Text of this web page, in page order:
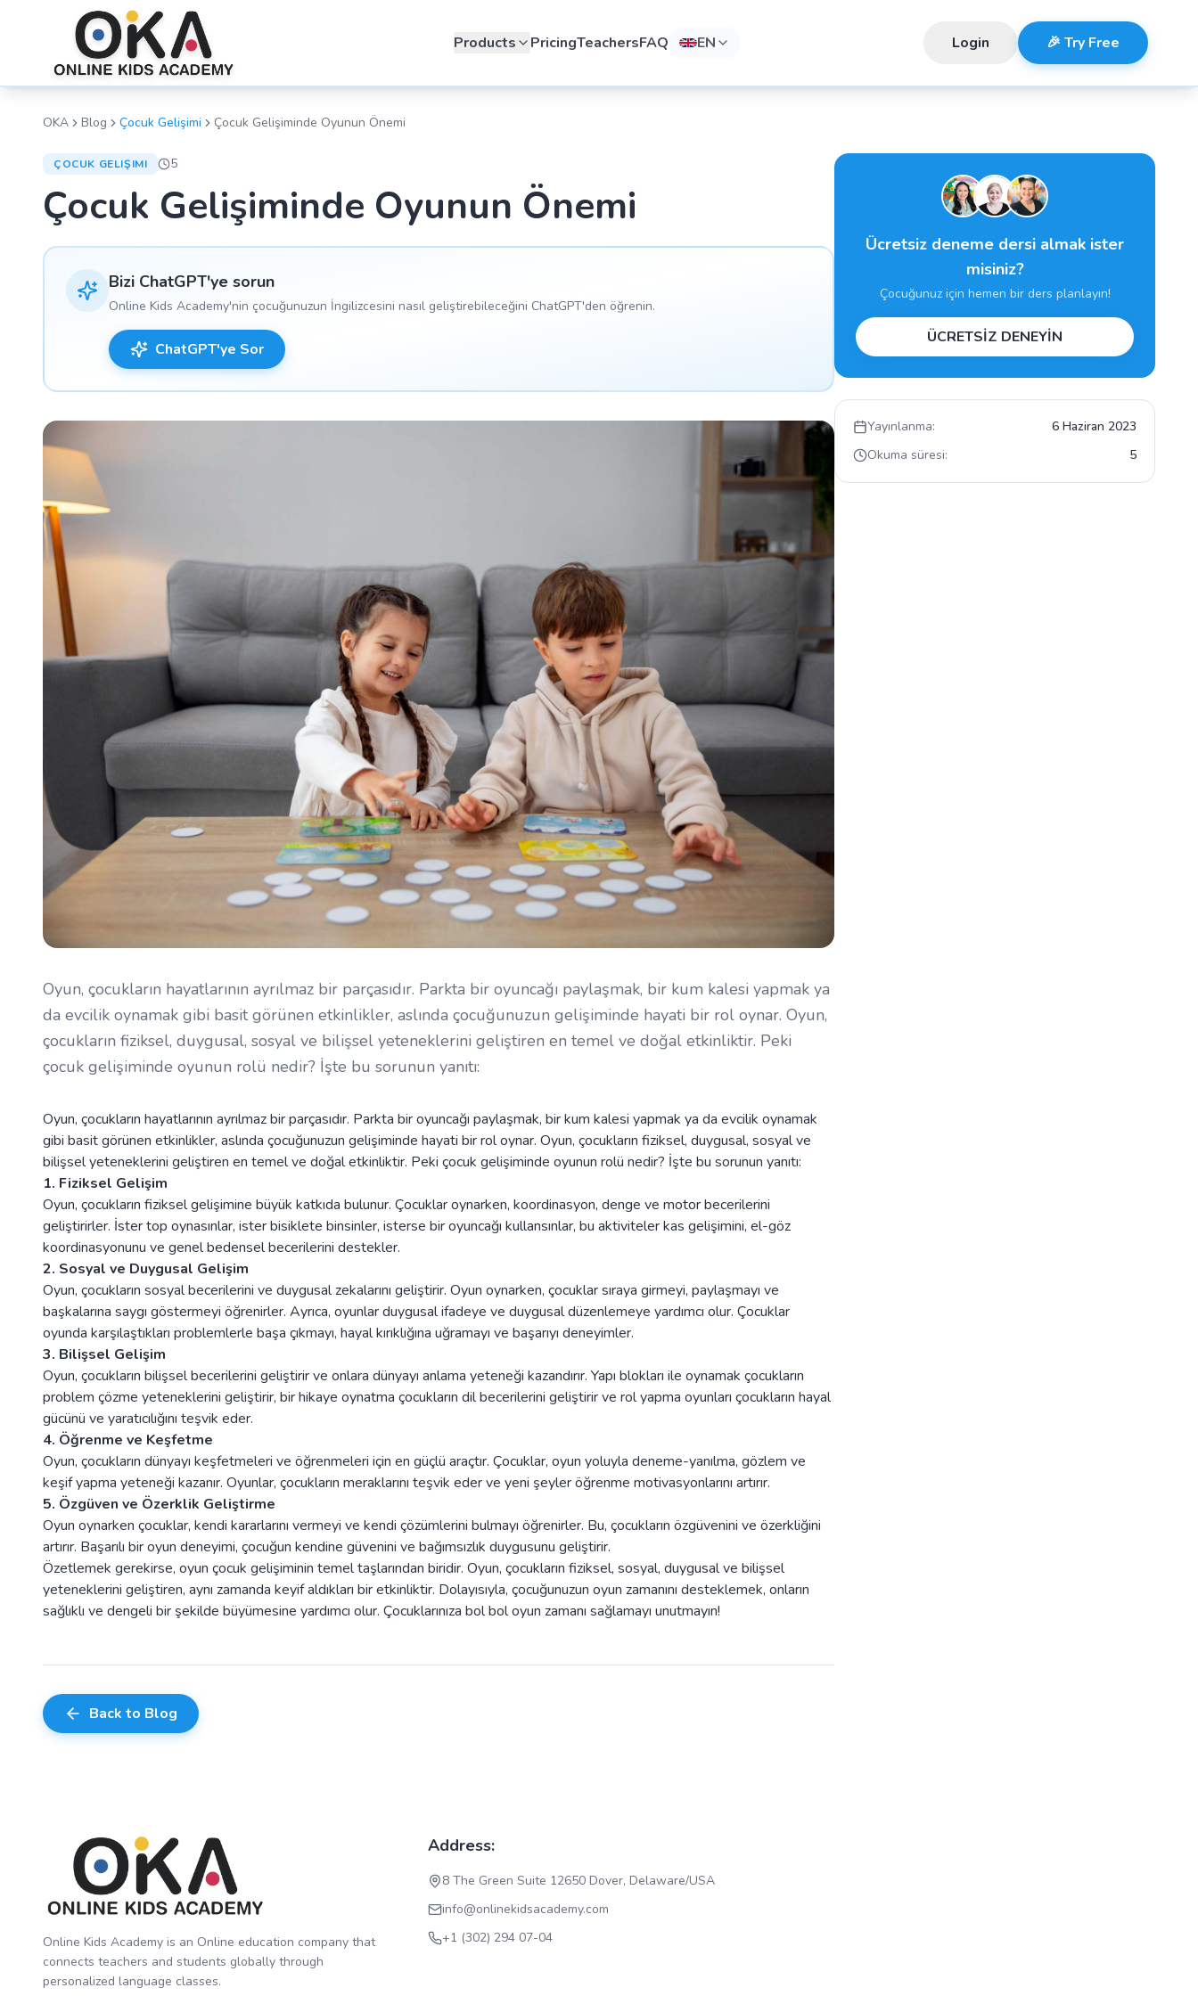
Products PricingTeachersFAQ EN Login 🎉 Try Free
OKA Blog Çocuk Gelişimi Çocuk Gelişiminde Oyunun Önemi
ÇOCUK GELIŞIMI 5
Çocuk Gelişiminde Oyunun Önemi
Bizi ChatGPT'ye sorun
Online Kids Academy'nin çocuğunuzun İngilizcesini nasıl geliştirebileceğini ChatGPT'den öğrenin.
ChatGPT'ye Sor
Oyun, çocukların hayatlarının ayrılmaz bir parçasıdır. Parkta bir oyuncağı paylaşmak, bir kum kalesi yapmak ya
da evcilik oynamak gibi basit görünen etkinlikler, aslında çocuğunuzun gelişiminde hayati bir rol oynar. Oyun,
çocukların fiziksel, duygusal, sosyal ve bilişsel yeteneklerini geliştiren en temel ve doğal etkinliktir. Peki
çocuk gelişiminde oyunun rolü nedir? İşte bu sorunun yanıtı:
Oyun, çocukların hayatlarının ayrılmaz bir parçasıdır. Parkta bir oyuncağı paylaşmak, bir kum kalesi yapmak ya da evcilik oynamak
gibi basit görünen etkinlikler, aslında çocuğunuzun gelişiminde hayati bir rol oynar. Oyun, çocukların fiziksel, duygusal, sosyal ve
bilişsel yeteneklerini geliştiren en temel ve doğal etkinliktir. Peki çocuk gelişiminde oyunun rolü nedir? İşte bu sorunun yanıtı:
1. Fiziksel Gelişim
Oyun, çocukların fiziksel gelişimine büyük katkıda bulunur. Çocuklar oynarken, koordinasyon, denge ve motor becerilerini
geliştirirler. İster top oynasınlar, ister bisiklete binsinler, isterse bir oyuncağı kullansınlar, bu aktiviteler kas gelişimini, el-göz
koordinasyonunu ve genel bedensel becerilerini destekler.
2. Sosyal ve Duygusal Gelişim
Oyun, çocukların sosyal becerilerini ve duygusal zekalarını geliştirir. Oyun oynarken, çocuklar sıraya girmeyi, paylaşmayı ve
başkalarına saygı göstermeyi öğrenirler. Ayrıca, oyunlar duygusal ifadeye ve duygusal düzenlemeye yardımcı olur. Çocuklar
oyunda karşılaştıkları problemlerle başa çıkmayı, hayal kırıklığına uğramayı ve başarıyı deneyimler.
3. Bilişsel Gelişim
Oyun, çocukların bilişsel becerilerini geliştirir ve onlara dünyayı anlama yeteneği kazandırır. Yapı blokları ile oynamak çocukların
problem çözme yeteneklerini geliştirir, bir hikaye oynatma çocukların dil becerilerini geliştirir ve rol yapma oyunları çocukların hayal
gücünü ve yaratıcılığını teşvik eder.
4. Öğrenme ve Keşfetme
Oyun, çocukların dünyayı keşfetmeleri ve öğrenmeleri için en güçlü araçtır. Çocuklar, oyun yoluyla deneme-yanılma, gözlem ve
keşif yapma yeteneği kazanır. Oyunlar, çocukların meraklarını teşvik eder ve yeni şeyler öğrenme motivasyonlarını artırır.
5. Özgüven ve Özerklik Geliştirme
Oyun oynarken çocuklar, kendi kararlarını vermeyi ve kendi çözümlerini bulmayı öğrenirler. Bu, çocukların özgüvenini ve özerkliğini
artırır. Başarılı bir oyun deneyimi, çocuğun kendine güvenini ve bağımsızlık duygusunu geliştirir.
Özetlemek gerekirse, oyun çocuk gelişiminin temel taşlarından biridir. Oyun, çocukların fiziksel, sosyal, duygusal ve bilişsel
yeteneklerini geliştiren, aynı zamanda keyif aldıkları bir etkinliktir. Dolayısıyla, çocuğunuzun oyun zamanını desteklemek, onların
sağlıklı ve dengeli bir şekilde büyümesine yardımcı olur. Çocuklarınıza bol bol oyun zamanı sağlamayı unutmayın!
Back to Blog
Ücretsiz deneme dersi almak ister
misiniz?
Çocuğunuz için hemen bir ders planlayın!
ÜCRETSİZ DENEYİN
Yayınlanma:
6 Haziran 2023
Okuma süresi:
5
Online Kids Academy is an Online education company that
connects teachers and students globally through
personalized language classes.
Address:
8 The Green Suite 12650 Dover, Delaware/USA
info@onlinekidsacademy.com
+1 (302) 294 07-04